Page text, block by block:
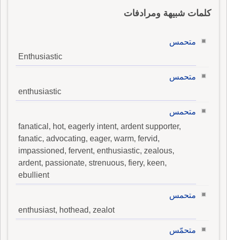
كلمات شبيهة ومرادفات
متحمس
Enthusiastic
متحمس
enthusiastic
متحمس
fanatical, hot, eagerly intent, ardent supporter,
fanatic, advocating, eager, warm, fervid,
impassioned, fervent, enthusiastic, zealous,
ardent, passionate, strenuous, fiery, keen,
ebullient
متحمس
enthusiast, hothead, zealot
متحمّس